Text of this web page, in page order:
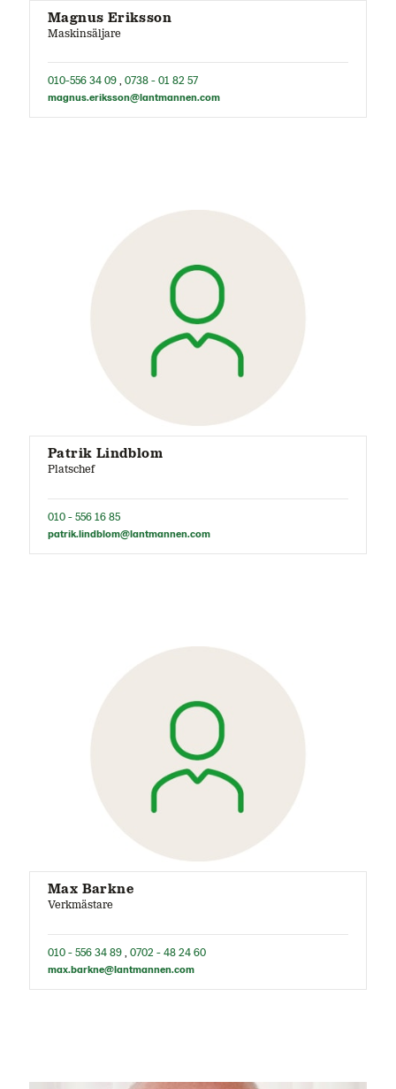
Magnus Eriksson
Maskinsäljare
010-556 34 09, 0738 - 01 82 57
magnus.eriksson@lantmannen.com
Patrik Lindblom
Platschef
010 - 556 16 85
patrik.lindblom@lantmannen.com
Max Barkne
Verkmästare
010 - 556 34 89 0702 - 48 24 60
max.barkne@lantmannen.com